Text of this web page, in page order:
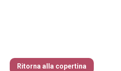
Ritorna alla copertina